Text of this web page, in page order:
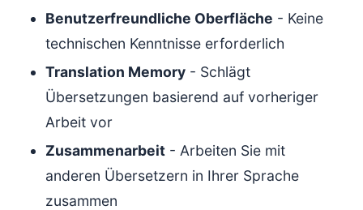
Benutzerfreundliche Oberfläche - Keine
technischen Kenntnisse erforderlich
Translation Memory - Schlägt
Übersetzungen basierend auf vorheriger
Arbeit vor
Zusammenarbeit - Arbeiten Sie mit
anderen Übersetzern in Ihrer Sprache
zusammen